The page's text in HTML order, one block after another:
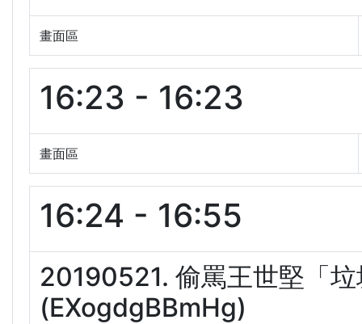
畫面區
16:23 - 16:23
畫面區
16:24 - 16:55
20190521. 偷罵王世堅「
(EXogdgBBmHg)